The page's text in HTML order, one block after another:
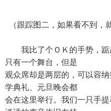
（跟踪图二，如果看不到，
我比了个ＯＫ的手势，踮
只有一个舞台，但是
观众席却是两层的，可以容
学典礼、元旦晚会都
会在这里举行。我们一只手